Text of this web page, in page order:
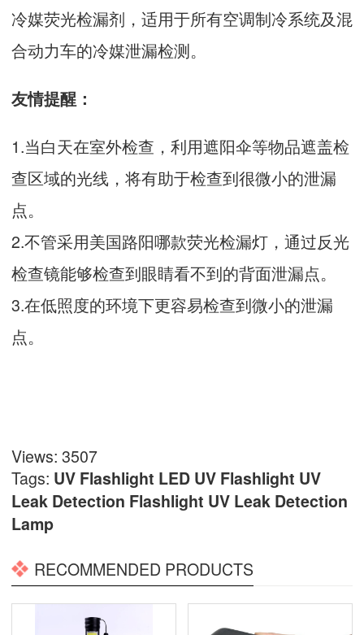
冷媒荧光检漏剂，适用于所有空调制冷系统及混
合动力车的冷媒泄漏检测。
友情提醒：
1.当白天在室外检查，利用遮阳伞等物品遮盖检
查区域的光线，将有助于检查到很微小的泄漏
点。
2.不管采用美国路阳哪款荧光检漏灯，通过反光
检查镜能够检查到眼睛看不到的背面泄漏点。
3.在低照度的环境下更容易检查到微小的泄漏
点。
Views: 3507
Tags: UV Flashlight LED UV Flashlight UV
Leak Detection Flashlight UV Leak Detection
Lamp
RECOMMENDED PRODUCTS